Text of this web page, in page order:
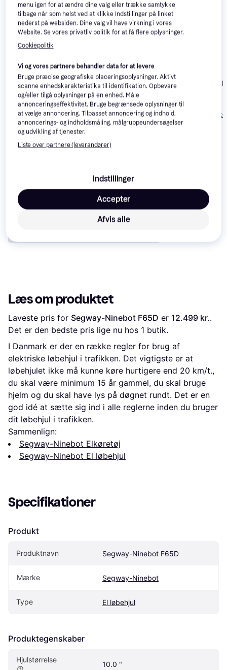
20km/h
2.790 kr.
Eller 3 betalinger af
930 kr.
Segway ZT3 Pro
eKickscooter -
Rød/Grå
4.4
5.623 kr.
Eller 3 betalinger af
1.874 kr.
Segway ZT3
6.378 kr.
Eller 3 betalinger
2.126 kr.
Anmeldelser
Læs om produktet
Laveste pris for Segway-Ninebot F65D er 12.499 kr..
Det er den bedste pris lige nu hos 1 butik.
I Danmark er der en række regler for brug af
elektriske løbehjul i trafikken. Det vigtigste er at
løbehjulet ikke må kunne køre hurtigere end 20 km/t.,
du skal være minimum 15 år gammel, du skal bruge
hjelm og du skal have lys på døgnet rundt. Det er en
god idé at sætte sig ind i alle reglerne inden du bruger
dit løbehjul i trafikken.
Sammenlign:
Segway-Ninebot Elkøretøj
Segway-Ninebot El løbehjul
Specifikationer
Produkt
Produktnavn Segway-Ninebot F65D
Mærke Segway-Ninebot
Type El løbehjul
Produktegenskaber
Hjulstørrelse
10.0 "
menu igen for at ændre dine valg eller trække samtykke
tilbage når som helst ved at klikke Indstillinger på linket
nederst på websiden. Dine valg vil have virkning i vores
Website. Se vores privatliv politik for at få flere oplysninger.
Cookiepolitik
Vi og vores partnere behandler data for at levere
Bruge præcise geografiske placeringsoplysninger. Aktivt
scanne enhedskarakteristika til identifikation. Opbevare
og/eller tilgå oplysninger på en enhed. Måle
annonceringseffektivitet. Bruge begrænsede oplysninger til
at vælge annoncering. Tilpasset annoncering og indhold,
annoncerings- og indholdsmåling, målgruppeundersøgelser
og udvikling af tjenester.
Liste over partnere (leverandører)
Indstillinger
Afvis alle
Accepter